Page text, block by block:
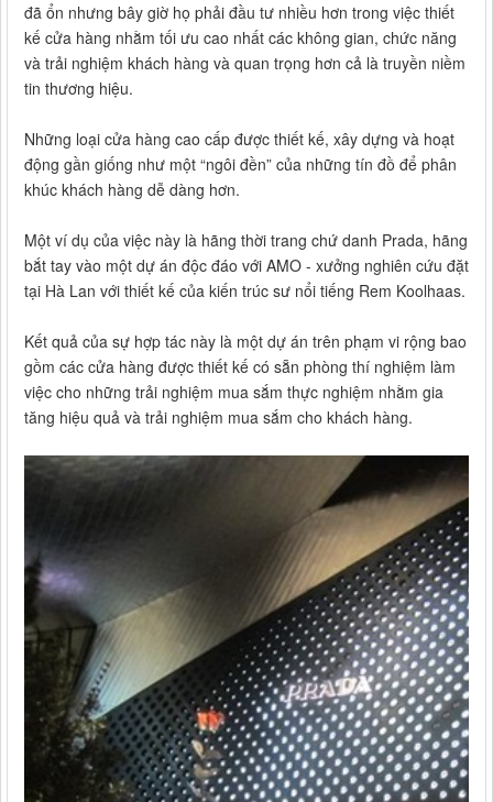
đã ổn nhưng bây giờ họ phải đầu tư nhiều hơn trong việc thiết
kế cửa hàng nhằm tối ưu cao nhất các không gian, chức năng
và trải nghiệm khách hàng và quan trọng hơn cả là truyền niềm
tin thương hiệu.
Những loại cửa hàng cao cấp được thiết kế, xây dựng và hoạt
động gần giống như một “ngôi đền” của những tín đồ để phân
khúc khách hàng dễ dàng hơn.
Một ví dụ của việc này là hãng thời trang chứ danh Prada, hãng
bắt tay vào một dự án độc đáo với AMO - xưởng nghiên cứu đặt
tại Hà Lan với thiết kế của kiến ​​trúc sư nổi tiếng Rem Koolhaas.
Kết quả của sự hợp tác này là một dự án trên phạm vi rộng bao
gồm các cửa hàng được thiết kế có sẵn phòng thí nghiệm làm
việc cho những trải nghiệm mua sắm thực nghiệm nhằm gia
tăng hiệu quả và trải nghiệm mua sắm cho khách hàng.